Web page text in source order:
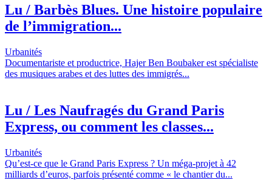
Lu / Barbès Blues. Une histoire populaire
de l’immigration...
Urbanités
Documentariste et productrice, Hajer Ben Boubaker est spécialiste
des musiques arabes et des luttes des immigrés...
Lu / Les Naufragés du Grand Paris
Express, ou comment les classes...
Urbanités
Qu’est-ce que le Grand Paris Express ? Un méga-projet à 42
milliards d’euros, parfois présenté comme « le chantier du...